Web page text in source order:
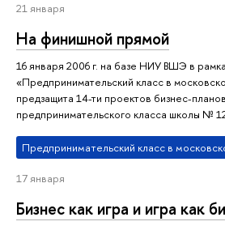
21 января
На финишной прямой
16 января 2006 г. на базе НИУ ВШЭ в
«Предпринимательский класс в
предзащита 14-ти проектов бизнес-
предпринимательского класса школы №
Предпринимательский класс в
17 января
Бизнес как игра и игра как